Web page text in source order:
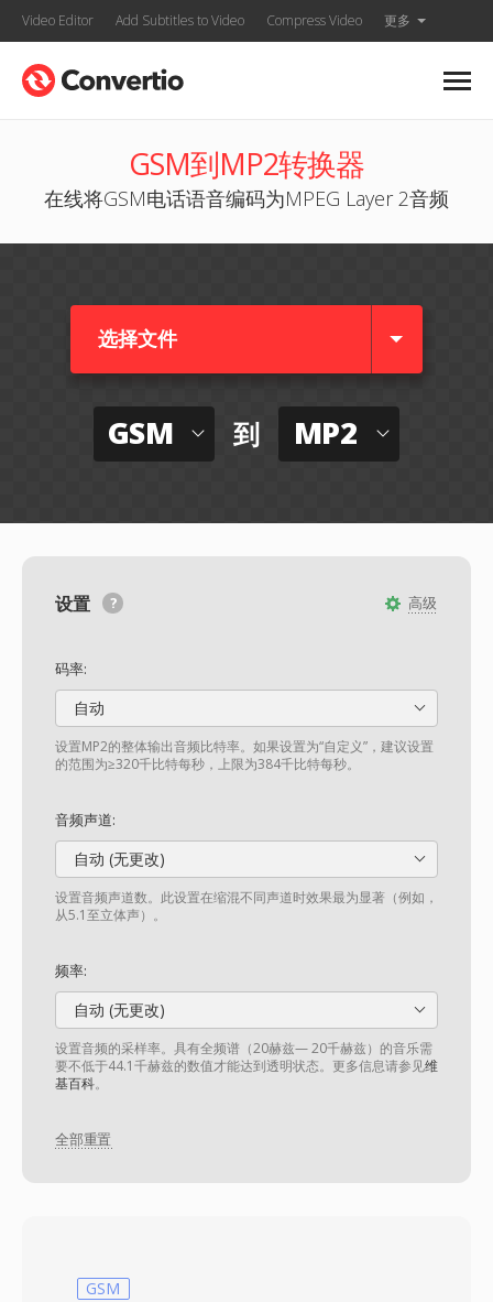
Video Editor Add Subtitles to Video Compress Video 更多
GSM到MP2转换器
在线将GSM电话语音编码为MPEG Layer 2音频
选择文件
GSM 到 MP2
高级
设置
码率:
自动
设置MP2的整体输出音频比特率。如果设置为“自定义”，建议设置
的范围为≥320千比特每秒，上限为384千比特每秒。
音频声道:
自动 (无更改)
设置音频声道数。此设置在缩混不同声道时效果最为显著（例如，
从5.1至立体声）。
频率:
自动 (无更改)
设置音频的采样率。具有全频谱（20赫兹— 20千赫兹）的音乐需
要不低于44.1千赫兹的数值才能达到透明状态。更多信息请参见维
基百科。
全部重置
GSM